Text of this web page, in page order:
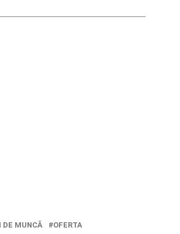
DE MUNCĂ OFERTA